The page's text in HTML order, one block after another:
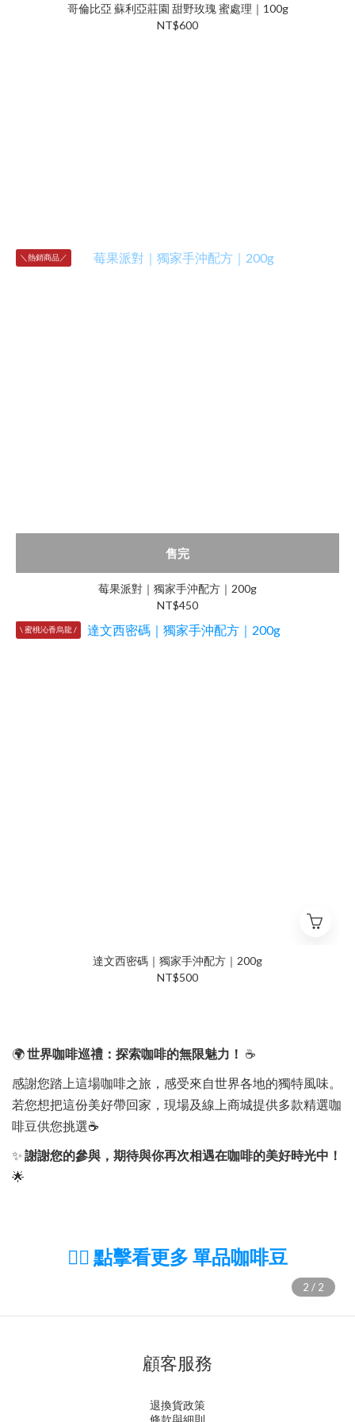
哥倫比亞 蘇利亞莊園 甜野玫瑰 蜜處理｜100g
NT$600
＼熱銷商品／
售完
莓果派對｜獨家手沖配方｜200g
NT$450
\ 蜜桃沁香烏龍 /
達文西密碼｜獨家手沖配方｜200g
NT$500
🌍世界咖啡巡禮：探索咖啡的無限魅力！ ☕️
感謝您踏上這場咖啡之旅，感受來自世界各地的獨特風味。
若您想把這份美好帶回家，現場及線上商城提供多款精選咖
啡豆供您挑選☕️
✨ 謝謝您的參與，期待與你再次相遇在咖啡的美好時光中！
🌟
👉🏻 點擊看更多 單品咖啡豆
顧客服務
退換貨政策
條款與細則